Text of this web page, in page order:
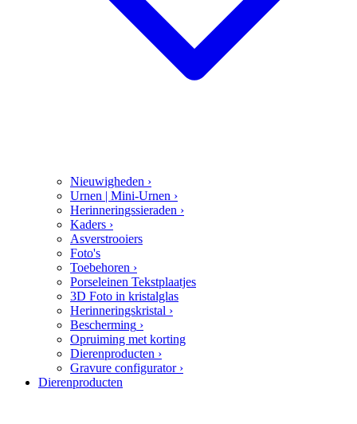
Nieuwigheden ›
Urnen | Mini-Urnen ›
Herinneringssieraden ›
Kaders ›
Asverstrooiers
Foto's
Toebehoren ›
Porseleinen Tekstplaatjes
3D Foto in kristalglas
Herinneringskristal ›
Bescherming ›
Opruiming met korting
Dierenproducten ›
Gravure configurator ›
Dierenproducten